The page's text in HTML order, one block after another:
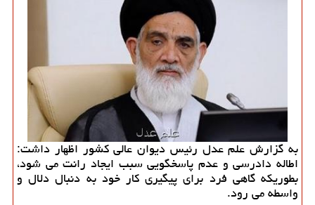
به گزارش علم عدل رئیس دیوان عالی كشور اظهار داشت:
اطاله دادرسی و عدم پاسخگویی سبب ایجاد رانت می شود،
بطوریكه گاهی فرد برای پیگیری كار خود به دنبال دلال و
واسطه می رود.